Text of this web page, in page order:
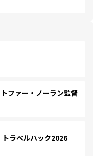
ファー・ノーラン監督
ラベルハック2026